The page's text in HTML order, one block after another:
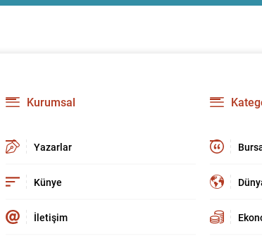
Kurumsal
Yazarlar
Künye
İletişim